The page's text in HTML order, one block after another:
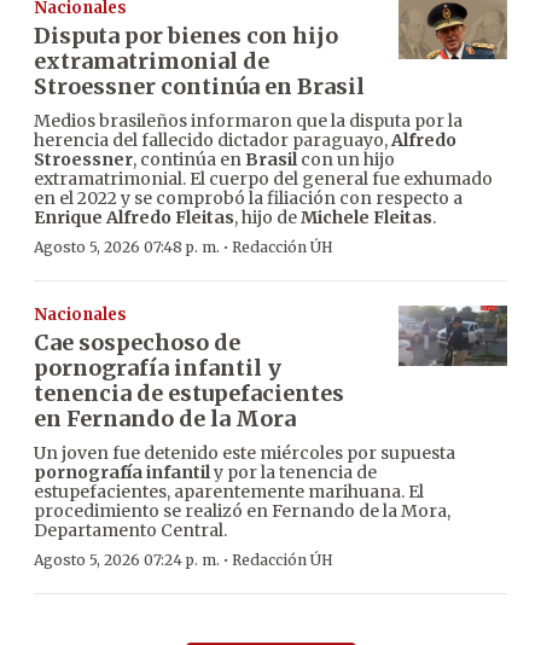
Nacionales
Disputa por bienes con hijo
extramatrimonial de
Stroessner continúa en Brasil
Medios brasileños informaron que la disputa por la
herencia del fallecido dictador paraguayo,Alfredo
Stroessner, continúa en Brasilcon un hijo
extramatrimonial. El cuerpo del general fue exhumado
en el 2022 y se comprobó la filiación con respecto a
Enrique Alfredo Fleitas, hijo deMichele Fleitas.
Agosto 5, 2026 07:48 p. m. · Redacción ÚH
Nacionales
Cae sospechoso de
pornografía infantil y
tenencia de estupefacientes
en Fernando de la Mora
Un joven fue detenido este miércoles por supuesta
pornografía infantily por la tenencia de
estupefacientes, aparentemente marihuana. El
procedimiento se realizó en Fernando de la Mora,
Departamento Central.
Agosto 5, 2026 07:24 p. m. · Redacción ÚH